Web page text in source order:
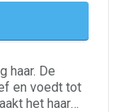
haar. De
en voedt tot
het haar